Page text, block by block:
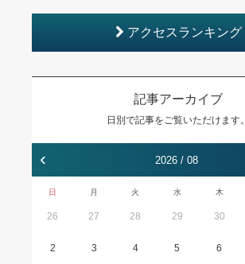
アクセスランキング
記事アーカイブ
日別で記事をご覧いただけます。
‹ 2026 / 08
日 月 火 水 木
26 27 28 29 30
2 3 4 5 6